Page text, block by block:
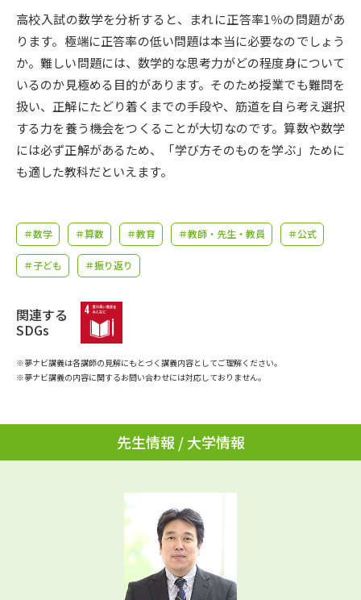
先輩が入学を決めた理由 テレメール全国一斉進学調査
新生活お役立ちガイド
学問発見 学問検索
学問のミニ講義「夢ナビ講義」 学問分野解説
Ｑ＆Ａ よくあるご質問 大学進学IDについて
お支払いについて
テレメール
個人情報取扱規定
訂正のご案内
高校入試の数学を分析すると、まれに正答率1％の問題があ
ります。極端に正答率の低い問題は本当に必要なのでしょう
か。難しい問題には、数学的な思考力がどの程度身について
いるのか見極める目的があります。そのため授業でも難問を
扱い、正解にたどり着くまでの手段や、筋道を自ら考え選択
する力を養う機会をつくることが大切なのです。算数や数学
には必ず正解があるため、「学び方そのものを学ぶ」ために
も適した教科だといえます。
＃数学 ＃算数 ＃教育 ＃教師・先生・教員 ＃公式
＃子ども ＃振り返り
関連する
SDGs
※夢ナビ講義は各講師の見解にもとづく講義内容としてご理解ください。
※夢ナビ講義の内容に関するお問い合わせには対応しておりません。
先生情報 / 大学情報